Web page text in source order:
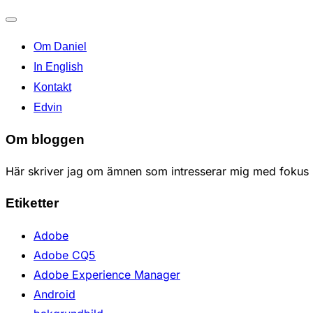
navigation
Om Daniel
In English
Kontakt
Edvin
Om bloggen
Här skriver jag om ämnen som intresserar mig med
Etiketter
Adobe
Adobe CQ5
Adobe Experience Manager
Android